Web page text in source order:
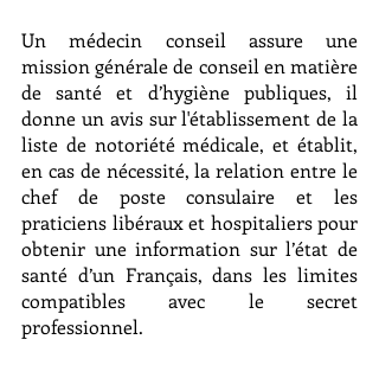
Un médecin conseil assure une
mission générale de conseil en matière
de santé et d’hygiène publiques, il
donne un avis sur l'établissement de la
liste de notoriété médicale, et établit,
en cas de nécessité, la relation entre le
chef de poste consulaire et les
praticiens libéraux et hospitaliers pour
obtenir une information sur l’état de
santé d’un Français, dans les limites
compatibles avec le secret
professionnel.